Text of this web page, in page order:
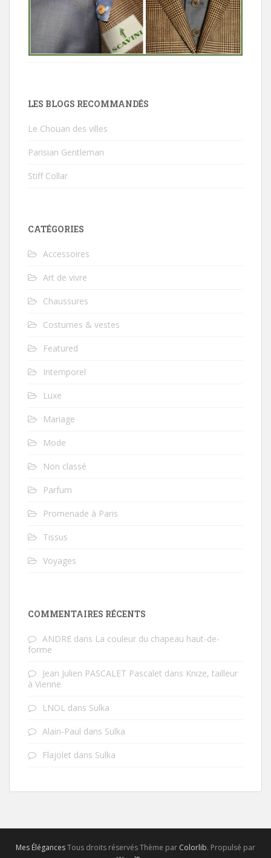
LES BLOGS RECOMMANDÉS
Le Chouan des villes
Parisian Gentleman
Stiff Collar
CATÉGORIES
Accessoires
Art de vivre
Chaussures
Costumes & vestes
Featured
Intemporel
Luxe
Mariage
Mode
Non classé
Parfum
Promenade à Paris
Tissus
Voyages
COMMENTAIRES RÉCENTS
ANDRE dans La couleur du chapeau haut-de-
forme
Jean Julien PASCALET Pascalet dans Knize, tailleur
à Vienne
LNOL dans Sulka
Alain-Paul dans Sulka
Flajolet dans Sulka
Mes ÉlégancesTous droits réservés Thème par Colorlib. Propulsé par